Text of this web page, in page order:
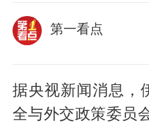
第一看点
据央视新闻消息，
全与外交政策委员